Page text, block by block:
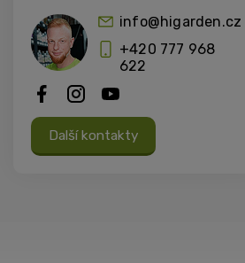
info@higarden.cz
+420 777 968
622
Další kontakty